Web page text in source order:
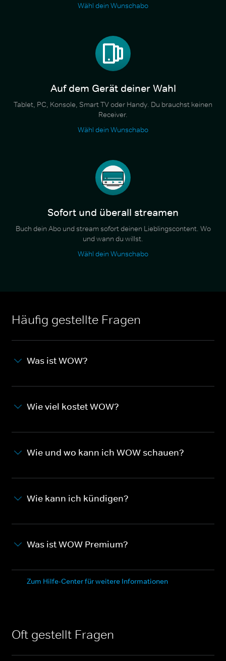
Wähl dein Wunschabo
Auf dem Gerät deiner Wahl
Tablet, PC, Konsole, Smart TV oder Handy. Du brauchst keinen
Receiver.
Wähl dein Wunschabo
Sofort und überall streamen
Buch dein Abo und stream sofort deinen Lieblingscontent. Wo
und wann du willst.
Wähl dein Wunschabo
Häufig gestellte Fragen
Was ist WOW?
Wie viel kostet WOW?
Wie und wo kann ich WOW schauen?
Wie kann ich kündigen?
Was ist WOW Premium?
Zum Hilfe-Center für weitere Informationen
Oft gestellt Fragen